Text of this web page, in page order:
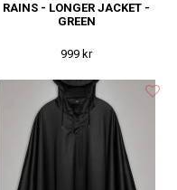
RAINS - LONGER JACKET -
GREEN
999 kr